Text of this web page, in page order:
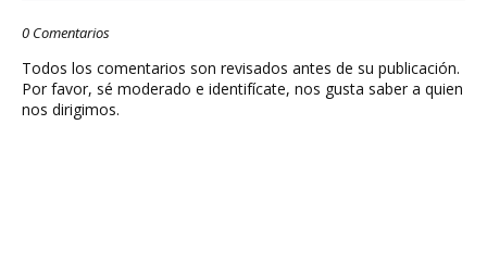
0 Comentarios
Todos los comentarios son revisados antes de su publicación.
Por favor, sé moderado e identifícate, nos gusta saber a quien
nos dirigimos.